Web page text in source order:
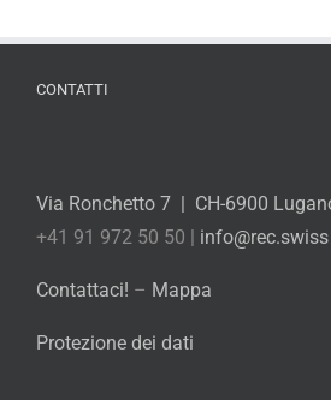
CONTATTI
Via Ronchetto 7 | CH-6900
+41 91 972 50 50 | info@rec.swiss
Contattaci! – Mappa
Protezione dei dati